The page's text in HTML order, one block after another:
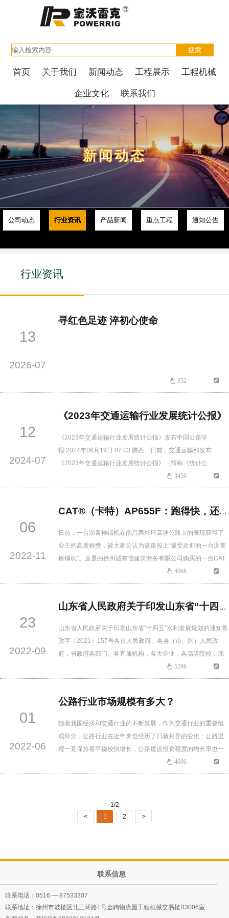
首页 关于我们 新闻动态 工程展示 工程机械
企业文化 联系我们
新闻动态
公司动态 行业资讯 产品新闻 重点工程 通知公告
行业资讯
13
2026-07
寻红色足迹 淬初心使命
352
12
2024-07
《2023年交通运输行业发展统计公报》
《2023年交通运输行业发展统计公报》发布中国公路学
报 2024年06月19日 07:03 陕西 日前，交通运输部发布
《2023年交通运输行业发展统计公报》（简称《统计公
报》）。2023年，交通运输行业坚持稳中求进工作总基调，奋
力加快建设交通强国，努力 当好中国式现代化的开路先锋，
全面建设社会主义现代化国家提供了有力的运输服…
3456
06
2022-11
CAT®（卡特）AP655F：跑得快，还省油 沥青路面的摊铺明星
日前，一台沥青摊铺机在南昌西外环高速公路上的表现获得了
业主的高度称赞，被大家公认为该路段上“最受欢迎的一台沥青
摊铺机”。这是由徐州诚有信建筑劳务有限公司购买的一台CAT
AP655F橡胶履带式沥青摊铺机。在这条主干道大修工程上活跃
着多台沥青摊铺机，无论是转场速度、干活效率、油耗水平、
的实力，且故障率极低，因此成了业主眼中的“香饽饽”！只要
4068
23
2022-09
山东省人民政府关于印发山东省“十四五”水利发展规划的通知
山东省人民政府关于印发山东省“十四五”水利发展规划的通知鲁
政字〔2021〕157号各市人民政府、各县（市、区）人民政
府，省政府各部门、各直属机构，各大企业，各高等院校：现
将《山东省“十四五”水利发展规划》印发给你们，请认真贯彻执
行。山东省人民政府2021年9月6日（此件公开发布）山东省“十
十四个五年规划和2035年远景目标纲要》有关要求，按照…
5286
01
2022-06
公路行业市场规模有多大？
随着我国经济和交通行业的不断发展，作为交通行业的重要组
成部分，公路行业在近年来也经历了日新月异的变化：公路里
程一直保持着平稳较快增长，公路建设投资额度的增长率也一
直为正。全国公路行业建设如火如荼，成绩斐然从 2014 年到
2018 年，全国公路里程不断增长，但是增长趋势在放缓，并且
4696
1/2
<
1 2 >
联系信息
联系电话： 0516 — 87533307
联系地址：徐州市鼓楼区北三环路1号金驹物流园工程机械交易楼B3006室